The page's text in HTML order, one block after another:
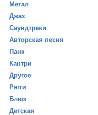
Метал
Джаз
Саундтреки
Авторская песня
Панк
Кантри
Другое
Регги
Блюз
Детская